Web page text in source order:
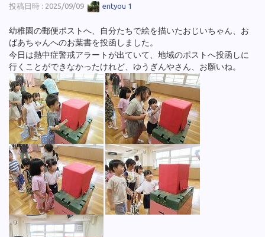
投稿日時 : 2025/09/09 entyou 1
幼稚園の郵便ポストへ、自分たちで絵を描いたおじいちゃん、お
ばあちゃんへのお葉書を投函しました。
今日は熱中症警戒アラートが出ていて、地域のポストへ投函しに
行くことができなかったけれど、ゆうぎんやさん、お願いね。